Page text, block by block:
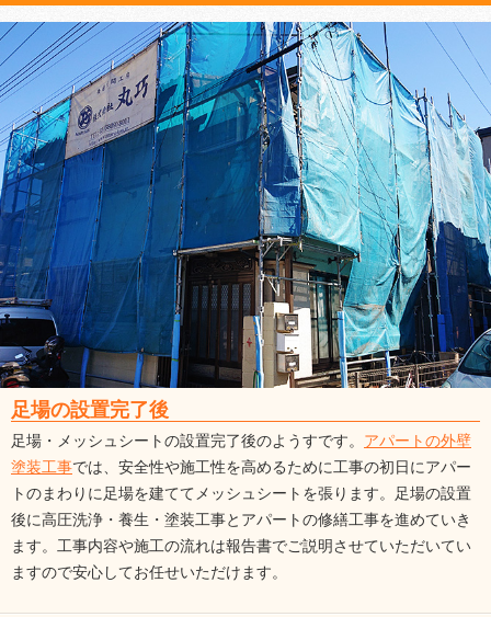
足場の設置完了後
足場・メッシュシートの設置完了後のようすです。 アパートの外壁
塗装工事では、安全性や施工性を高めるために工事の初日にアパー
トのまわりに足場を建ててメッシュシートを張ります。足場の設置
後に高圧洗浄・養生・塗装工事とアパートの修繕工事を進めていき
ます。工事内容や施工の流れは報告書でご説明させていただいてい
ますので安心してお任せいただけます。